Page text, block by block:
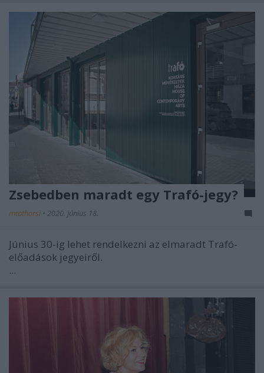
Zsebedben maradt egy Trafó-jegy?
mtothorsi • 2020. június 18.
Június 30-ig lehet rendelkezni az elmaradt Trafó-
előadások jegyeiről.
...